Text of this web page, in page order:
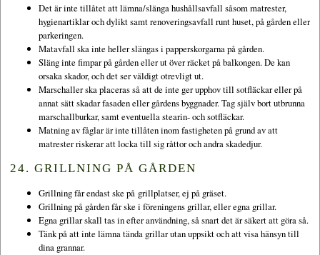
Det är inte tillåtet att lämna/slänga hushållsavfall såsom matrester,
hygienartiklar och dylikt samt renoveringsavfall runt huset, på gården eller
parkeringen.
Matavfall ska inte heller slängas i papperskorgarna på gården.
Släng inte fimpar på gården eller ut över räcket på balkongen. De kan
orsaka skador, och det ser väldigt otrevligt ut.
Marschaller ska placeras så att de inte ger upphov till sotfläckar eller på
annat sätt skadar fasaden eller gårdens byggnader. Tag själv bort utbrunna
marschallburkar, samt eventuella stearin- och sotfläckar.
Matning av fåglar är inte tillåten inom fastigheten på grund av att
matrester riskerar att locka till sig råttor och andra skadedjur.
24. GRILLNING PÅ GÅRDEN
Grillning får endast ske på grillplatser, ej på gräset.
Grillning på gården får ske i föreningens grillar, eller egna grillar.
Egna grillar skall tas in efter användning, så snart det är säkert att göra så.
Tänk på att inte lämna tända grillar utan uppsikt och att visa hänsyn till
dina grannar.